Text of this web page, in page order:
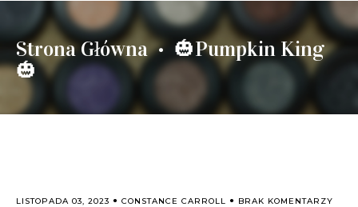
Strona Główna • 🎃Pumpkin King
🎃
LISTOPADA 03, 2023 CONSTANCE CARROLL BRAK KOMENTARZY